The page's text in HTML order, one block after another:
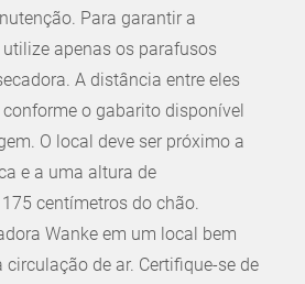
Para garantir a
apenas os parafusos
A distância entre eles
conforme o gabarito disponível
O local deve ser próximo a
e a uma altura de
centímetros do chão.
Wanke em um local bem
de ar. Certifique-se de